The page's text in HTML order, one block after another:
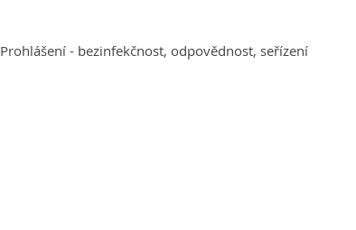
Prohlášení - bezinfekčnost, odpovědnost, seřízení